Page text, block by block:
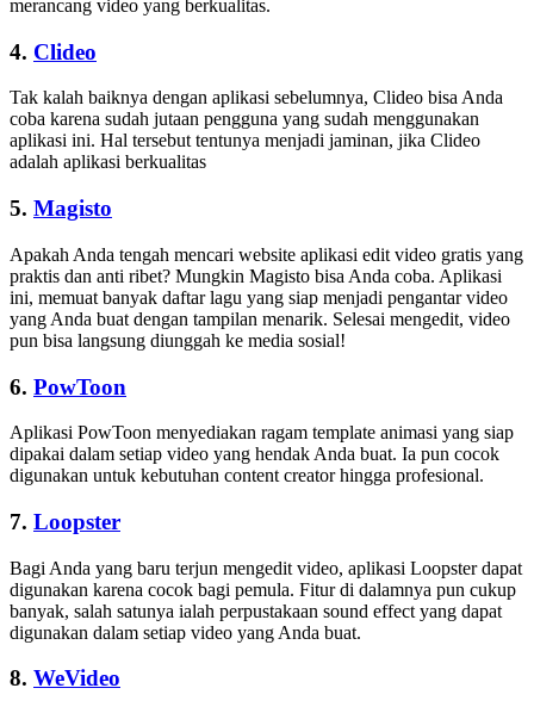
merancang video yang berkualitas.
4. Clideo
Tak kalah baiknya dengan aplikasi sebelumnya, Clideo bisa Anda
coba karena sudah jutaan pengguna yang sudah menggunakan
aplikasi ini. Hal tersebut tentunya menjadi jaminan, jika Clideo
adalah aplikasi berkualitas
5. Magisto
Apakah Anda tengah mencari website aplikasi edit video gratis yang
praktis dan anti ribet? Mungkin Magisto bisa Anda coba. Aplikasi
ini, memuat banyak daftar lagu yang siap menjadi pengantar video
yang Anda buat dengan tampilan menarik. Selesai mengedit, video
pun bisa langsung diunggah ke media sosial!
6. PowToon
Aplikasi PowToon menyediakan ragam template animasi yang siap
dipakai dalam setiap video yang hendak Anda buat. Ia pun cocok
digunakan untuk kebutuhan content creator hingga profesional.
7. Loopster
Bagi Anda yang baru terjun mengedit video, aplikasi Loopster dapat
digunakan karena cocok bagi pemula. Fitur di dalamnya pun cukup
banyak, salah satunya ialah perpustakaan sound effect yang dapat
digunakan dalam setiap video yang Anda buat.
8. WeVideo